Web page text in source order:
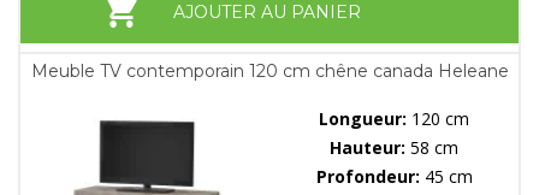
AJOUTER AU PANIER
Meuble TV contemporain 120 cm chêne canada Heleane
Longueur: 120 cm
Hauteur: 58 cm
Profondeur: 45 cm